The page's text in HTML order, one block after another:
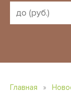
Главная »